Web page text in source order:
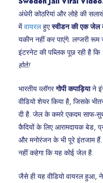
अंधेरी कोठरियां और लोहे की
मेंवायरलहुएस्वीडन की एक जेल
यकीन नहीं कर पाएंगे. लग्जरी
इंटरनेट की पब्लिक पूछ रही है कि
होते!
भारतीय व्लॉगरगोपी कपाड़ियाने
वीडियो शेयर किया है, जिसके
दी है. जेल के कमरे एकदम साफ-
कैदियों के लिए आरामदायक बेड,
और मनोरंजन के भी पूरे इंतजाम
नहीं कहेगा कि यह कोई जेल है.
जैसे ही यह वीडियो वायरल हुआ,